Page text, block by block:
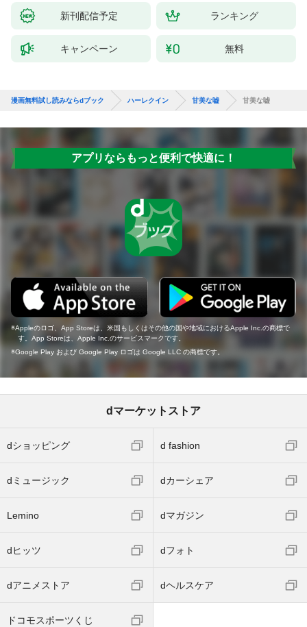
新刊配信予定 ランキング
キャンペーン 無料
漫画無料試し読みならdブック ハーレクイン 甘美な嘘 甘美な嘘
アプリならもっと便利で快適に！
Appleのロゴ、App Storeは、米国もしくはその他の国や地域におけるApple Inc.の商標で
す。App Storeは、Apple Inc.のサービスマークです。
Google Play および Google Play ロゴは Google LLC の商標です。
dマーケットストア
dショッピング d fashion
dミュージック dカーシェア
Lemino dマガジン
dヒッツ dフォト
dアニメストア dヘルスケア
ドコモスポーツくじ